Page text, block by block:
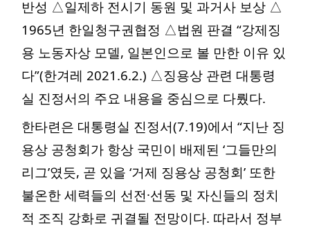
반성 △일제하 전시기 동원 및 과거사 보상 △
1965년 한일청구권협정 △법원 판결 “강제징
용 노동자상 모델, 일본인으로 볼 만한 이유 있
다”(한겨레 2021.6.2.) △징용상 관련 대통령
실 진정서의 주요 내용을 중심으로 다뤘다.
한타련은 대통령실 진정서(7.19)에서 “지난 징
용상 공청회가 항상 국민이 배제된 ‘그들만의
리그’였듯, 곧 있을 ‘거제 징용상 공청회’ 또한
불온한 세력들의 선전·선동 및 자신들의 정치
적 조직 강화로 귀결될 전망이다. 따라서 정부